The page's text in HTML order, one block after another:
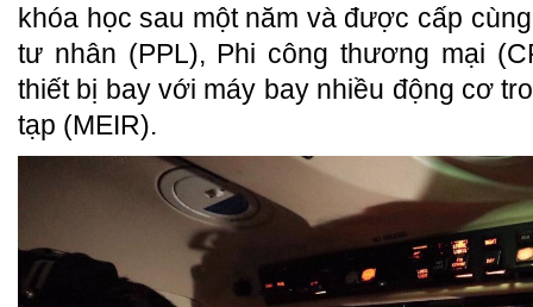
khóa học sau một năm và được cấp
tư nhân (PPL), Phi công thương mại
thiết bị bay với máy bay nhiều động cơ
tạp (MEIR).